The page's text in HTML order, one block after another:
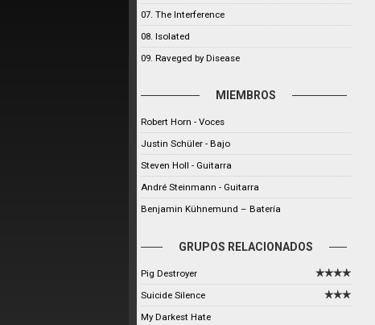
07. The Interference
08. Isolated
09. Raveged by Disease
MIEMBROS
Robert Horn - Voces
Justin Schüler - Bajo
Steven Holl - Guitarra
André Steinmann - Guitarra
Benjamin Kühnemund – Batería
GRUPOS RELACIONADOS
Pig Destroyer
Suicide Silence
My Darkest Hate